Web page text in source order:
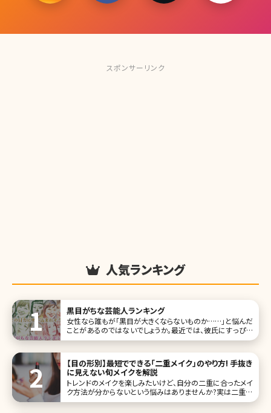
スポンサーリンク
人気ランキング
黒目がちな芸能人ランキング
女性なら誰もが「黒目が大きくならないものか……」と悩んだ
ことがあるのではないでしょうか。最近では、彼氏にすっぴん
を見せるのと同じくらい、カラーコンタクトを取った目を見ら
てうらやましい芸能人10名とあわせて、彼女たちをお手本に
したメイクテクニ
【目の形別】最短でできる「二重メイク」のやり方! 手抜き
に見えない旬メイクを解説
トレンドのメイクを楽しみたいけど、自分の二重に合ったメイ
ク方法が分からないという悩みはありませんか?実は二重に
は種類があり、奥二重・末広二重・平行二重それぞれの魅力